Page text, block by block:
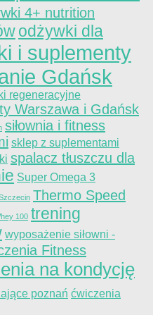
4+ nutrition
odżywki dla
i suplementy
Gdańsk
regeneracyjne
Warszawa i Gdańsk
siłownia i fitness
sklep z suplementami
spalacz tłuszczu dla
Super Omega 3
Thermo Speed
100 trening
wyposażenie siłowni -
Fitness
na kondycję
poznań ćwiczenia